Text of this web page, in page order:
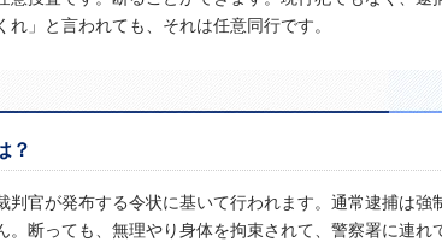
れ」と言われても、それは任意同行です。
？
判官が発布する令状に基いて行われます。通常逮捕は強
。断っても、無理やり身体を拘束されて、警察署に連れ